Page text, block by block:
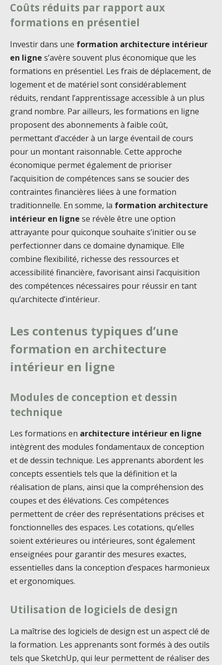
Coûts réduits par rapport aux
formations en présentiel
Investir dans une formation architecture intérieur
en ligne s’avère souvent plus économique que les
formations en présentiel. Les frais de déplacement, de
logement et de matériel sont considérablement
réduits, rendant l’apprentissage accessible à un plus
grand nombre. Par ailleurs, les formations en ligne
proposent des abonnements à faible coût,
permettant d’accéder à un large éventail de cours
pour un montant raisonnable. Cette approche
économique permet également de prioriser
l’acquisition de compétences sans se soucier des
contraintes financières liées à une formation
traditionnelle. En somme, la formation architecture
intérieur en ligne se révèle être une option
attrayante pour quiconque souhaite s’initier ou se
perfectionner dans ce domaine dynamique. Elle
combine flexibilité, richesse des ressources et
accessibilité financière, favorisant ainsi l’acquisition
des compétences nécessaires pour réussir en tant
qu’architecte d’intérieur.
Les contenus typiques d’une
formation en architecture
intérieur en ligne
Modules de conception et dessin
technique
Les formations en architecture intérieur en ligne
intègrent des modules fondamentaux de conception
et de dessin technique. Les apprenants abordent les
concepts essentiels tels que la définition et la
réalisation de plans, ainsi que la compréhension des
coupes et des élévations. Ces compétences
permettent de créer des représentations précises et
fonctionnelles des espaces. Les cotations, qu’elles
soient extérieures ou intérieures, sont également
enseignées pour garantir des mesures exactes,
essentielles dans la conception d’espaces harmonieux
et ergonomiques.
Utilisation de logiciels de design
La maîtrise des logiciels de design est un aspect clé de
la formation. Les apprenants sont formés à des outils
tels que SketchUp, qui leur permettent de réaliser des